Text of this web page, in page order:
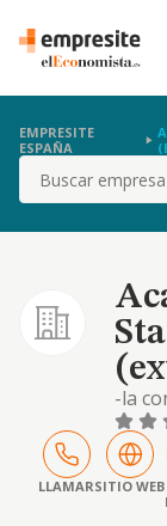
EMPRESITE
ESPAÑA
Buscar
-la
LLAMARSITIO WEB